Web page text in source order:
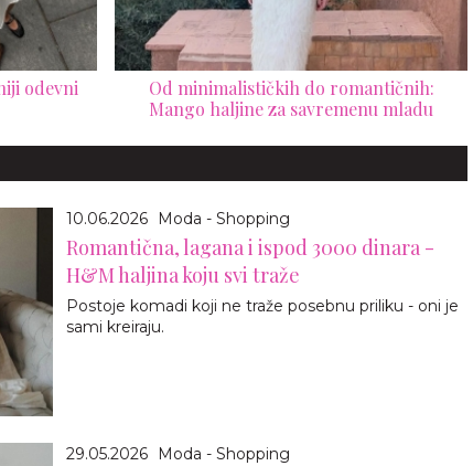
odevni
Od minimalističkih do romantičnih:
Mango haljine za savremenu mladu
10.06.2026 Moda - Shopping
Romantična, lagana i ispod 3000 dinara -
H&M haljina koju svi traže
Postoje komadi koji ne traže posebnu priliku - oni je
sami kreiraju.
29.05.2026 Moda - Shopping